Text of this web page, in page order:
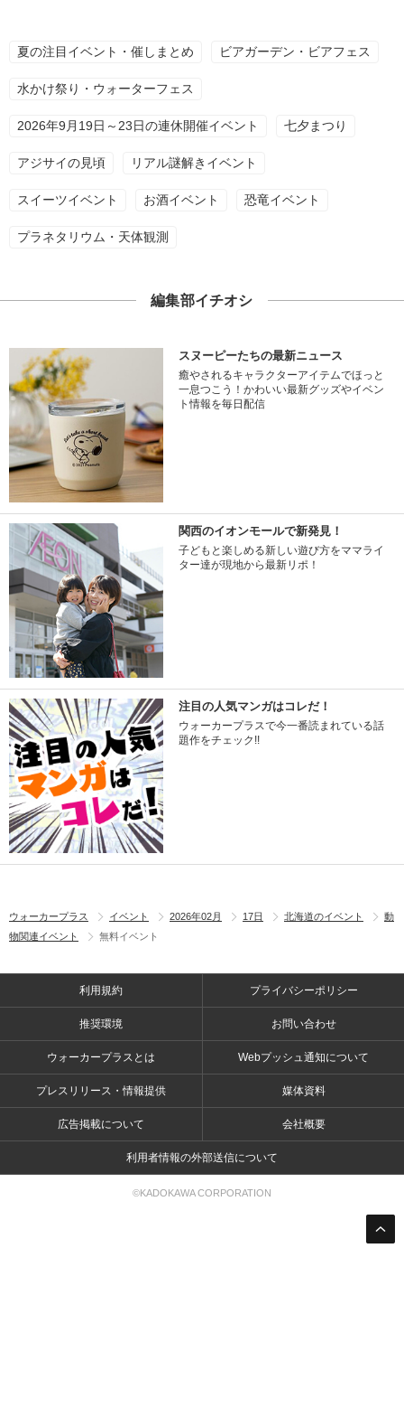
夏の注目イベント・催しまとめ ビアガーデン・ビアフェス
水かけ祭り・ウォーターフェス
2026年9月19日～23日の連休開催イベント 七夕まつり
アジサイの見頃 リアル謎解きイベント
スイーツイベント お酒イベント 恐竜イベント
プラネタリウム・天体観測
編集部イチオシ
スヌーピーたちの最新ニュース
癒やされるキャラクターアイテムでほっと
一息つこう！かわいい最新グッズやイベン
ト情報を毎日配信
関西のイオンモールで新発見！
子どもと楽しめる新しい遊び方をママライ
ター達が現地から最新リポ！
注目の人気マンガはコレだ！
ウォーカープラスで今一番読まれている話
題作をチェック!!
ウォーカープラス イベント 2026年02月 17日 北海道のイベント
動
物関連イベント
無料イベント
利用規約 プライバシーポリシー
推奨環境 お問い合わせ
ウォーカープラスとは Webプッシュ通知について
プレスリリース・情報提供 媒体資料
広告掲載について 会社概要
利用者情報の外部送信について
©KADOKAWA CORPORATION